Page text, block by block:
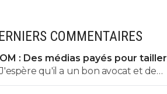
COMMENTAIRES
OM : Des médias payés pour tailler
l’OL, McCourt accusé
J'espère qu'il a un bon avocat et de
bonnes preuves parce qu'il va vite